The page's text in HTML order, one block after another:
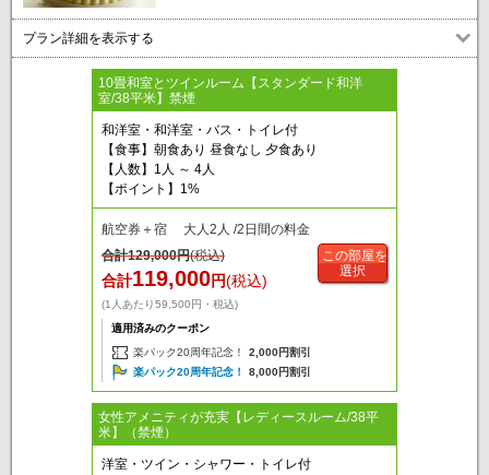
プラン詳細を表示する
10畳和室とツインルーム【スタンダード和洋
室/38平米】禁煙
和洋室・和洋室・バス・トイレ付
【食事】朝食あり 昼食なし 夕食あり
【人数】1人 ～ 4人
【ポイント】1%
航空券＋宿 大人2人 /2日間の料金
合計129,000円(税込)
合計119,000円(税込)
(1人あたり59,500円・税込)
適用済みのクーポン
楽パック20周年記念！
2,000円割引
楽パック20周年記念！
8,000円割引
この部屋を
選択
女性アメニティが充実【レディースルーム/38平
米】（禁煙）
洋室・ツイン・シャワー・トイレ付